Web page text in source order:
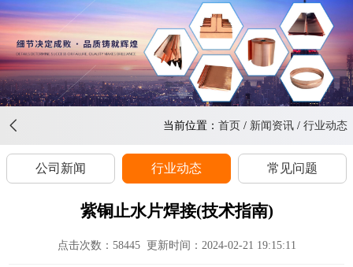
当前位置： 首页 / 新闻资讯 / 行业动态
公司新闻 行业动态 常见问题
紫铜止水片焊接(技术指南)
点击次数： 58445更新时间：2024-02-21 19:15:11